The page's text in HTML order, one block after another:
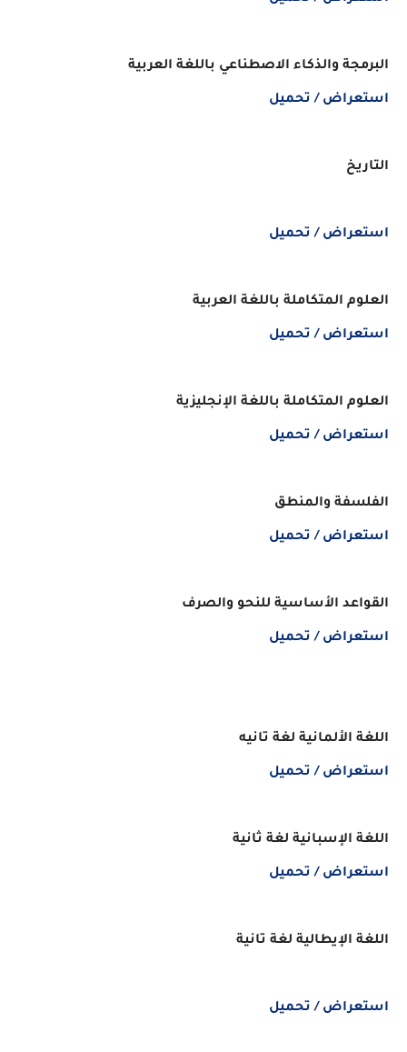
البرمجة والذكاء الاصطناعي باللغة العربية
استعراض / تحميل
التاريخ
استعراض / تحميل
العلوم المتكاملة باللغة العربية
استعراض / تحميل
العلوم المتكاملة باللغة الإنجليزية
استعراض / تحميل
الفلسفة والمنطق
استعراض / تحميل
القواعد الأساسية للنحو والصرف
استعراض / تحميل
اللغة الألمانية لغة تانيه
استعراض / تحميل
اللغة الإسبانية لغة ثانية
استعراض / تحميل
اللغة الإيطالية لغة تانية
استعراض / تحميل